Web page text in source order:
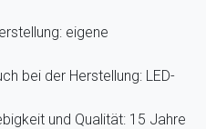
eigene
bei der Herstellung: LED-
und Qualität: 15 Jahre